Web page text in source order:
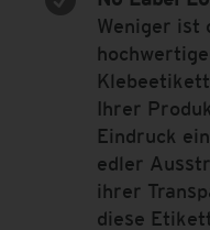
Weniger ist
Ihrer
Eindruck
edler
ihrer
diese